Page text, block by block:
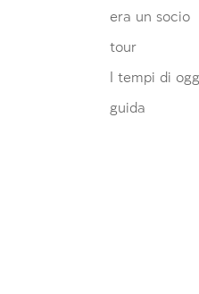
era un socio
tour
I tempi di
guida